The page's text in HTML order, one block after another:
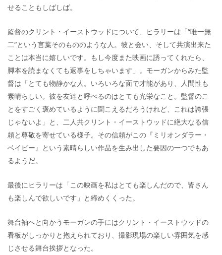
せることもしばしば。
監督のクリント・イーストウッドについて、ヒラリーは「“唯一無
二”という言葉そのもののような人。彼と会い、そして共演出来た
ことは本当に嬉しいです。もし今度また映画に誘ってくれたら、
脚本を読まなくても返事をしちゃいます」。モーガンからみた監
督は「とても物静かな人。いろいろな面で才能があり、人間性も
素晴らしい。彼を友達と呼べるのはとても光栄なこと。監督のこ
とをすごく褒めているように聞こえるだろうけれど、これは誇張
じゃないよ」と、二人共クリント・イーストウッドに絶大なる信
頼と尊敬を寄せている様子。その信頼がこの『ミリオンダラー・
ベイビー』という素晴らしい作品を生み出した要因の一つでもあ
るようだ。
最後にヒラリーは「この映画を私はとても楽しんだので、皆さん
も楽しんで欲しいです」と締めくくった。
舞台袖へと向かうモーガンの手にはクリント・イーストウッドの
看板がしっかりと抱えられており、撮影現場の楽しい雰囲気を感
じさせる舞台挨拶となった。